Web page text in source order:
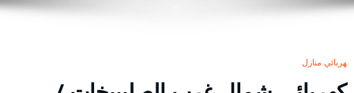
كهربائي منازل